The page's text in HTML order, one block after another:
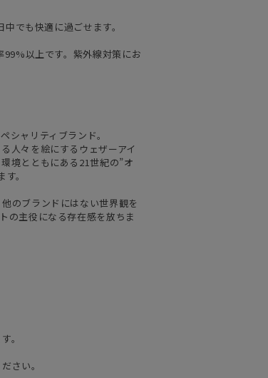
でも快適に過ごせます。
以上です。紫外線対策にお
シャリティブランド。
人々を絵にするウェザーアイ
境とともにある21世紀の”オ
。
のブランドにはない世界観を
の主役になる存在感を放ちま
。
さい。